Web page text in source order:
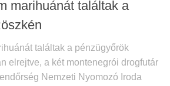
marihuánát találtak a
találtak a pénzügyőrök
elrejtve, a két montenegrói drogfutár
Nemzeti Nyomozó Iroda